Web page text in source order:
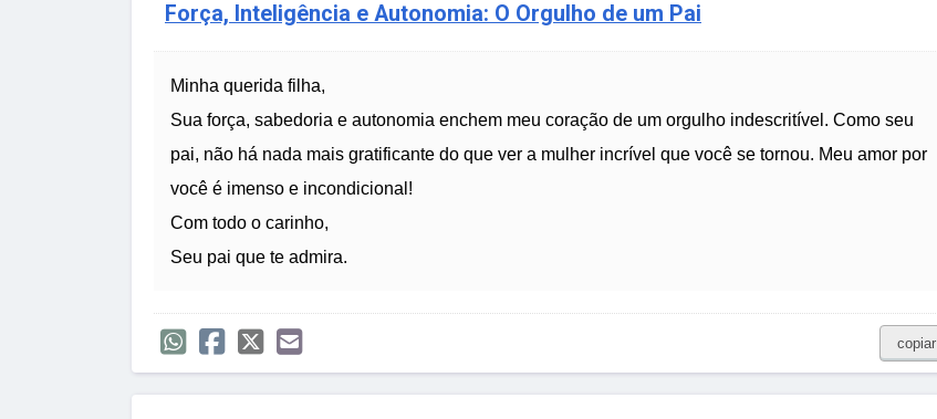
Força, Inteligência e Autonomia: O Orgulho de um Pai
Minha querida filha,
Sua força, sabedoria e autonomia enchem meu coração de um orgulho indescritível. Como seu
pai, não há nada mais gratificante do que ver a mulher incrível que você se tornou. Meu amor por
você é imenso e incondicional!
Com todo o carinho,
Seu pai que te admira.
copiar